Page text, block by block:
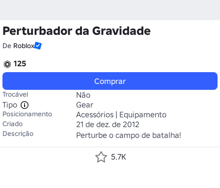
Perturbador da Gravidade
De Roblox
125
Comprar
Trocável
Não
Tipo
Gear
Posicionamento Acessórios | Equipamento
Criado 21 de dez. de 2012
Descrição Perturbe o campo de batalha!
5.7K